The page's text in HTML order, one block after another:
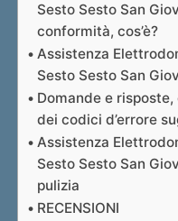
Sesto Sesto San
conformità, cos’è?
Assistenza
Sesto Sesto San
Domande e
dei codici d’errore
Assistenza
Sesto Sesto San
pulizia
RECENSIONI